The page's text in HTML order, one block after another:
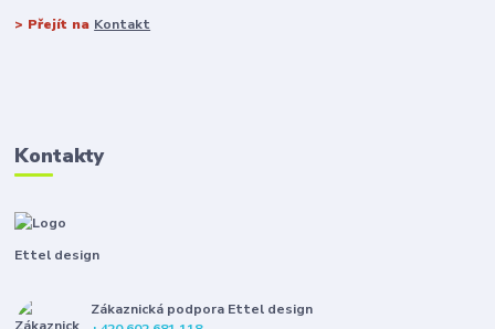
> Přejít na Kontakt
Kontakty
Ettel design
Zákaznická podpora Ettel design